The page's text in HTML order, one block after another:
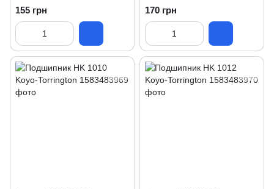
155 грн 170 грн